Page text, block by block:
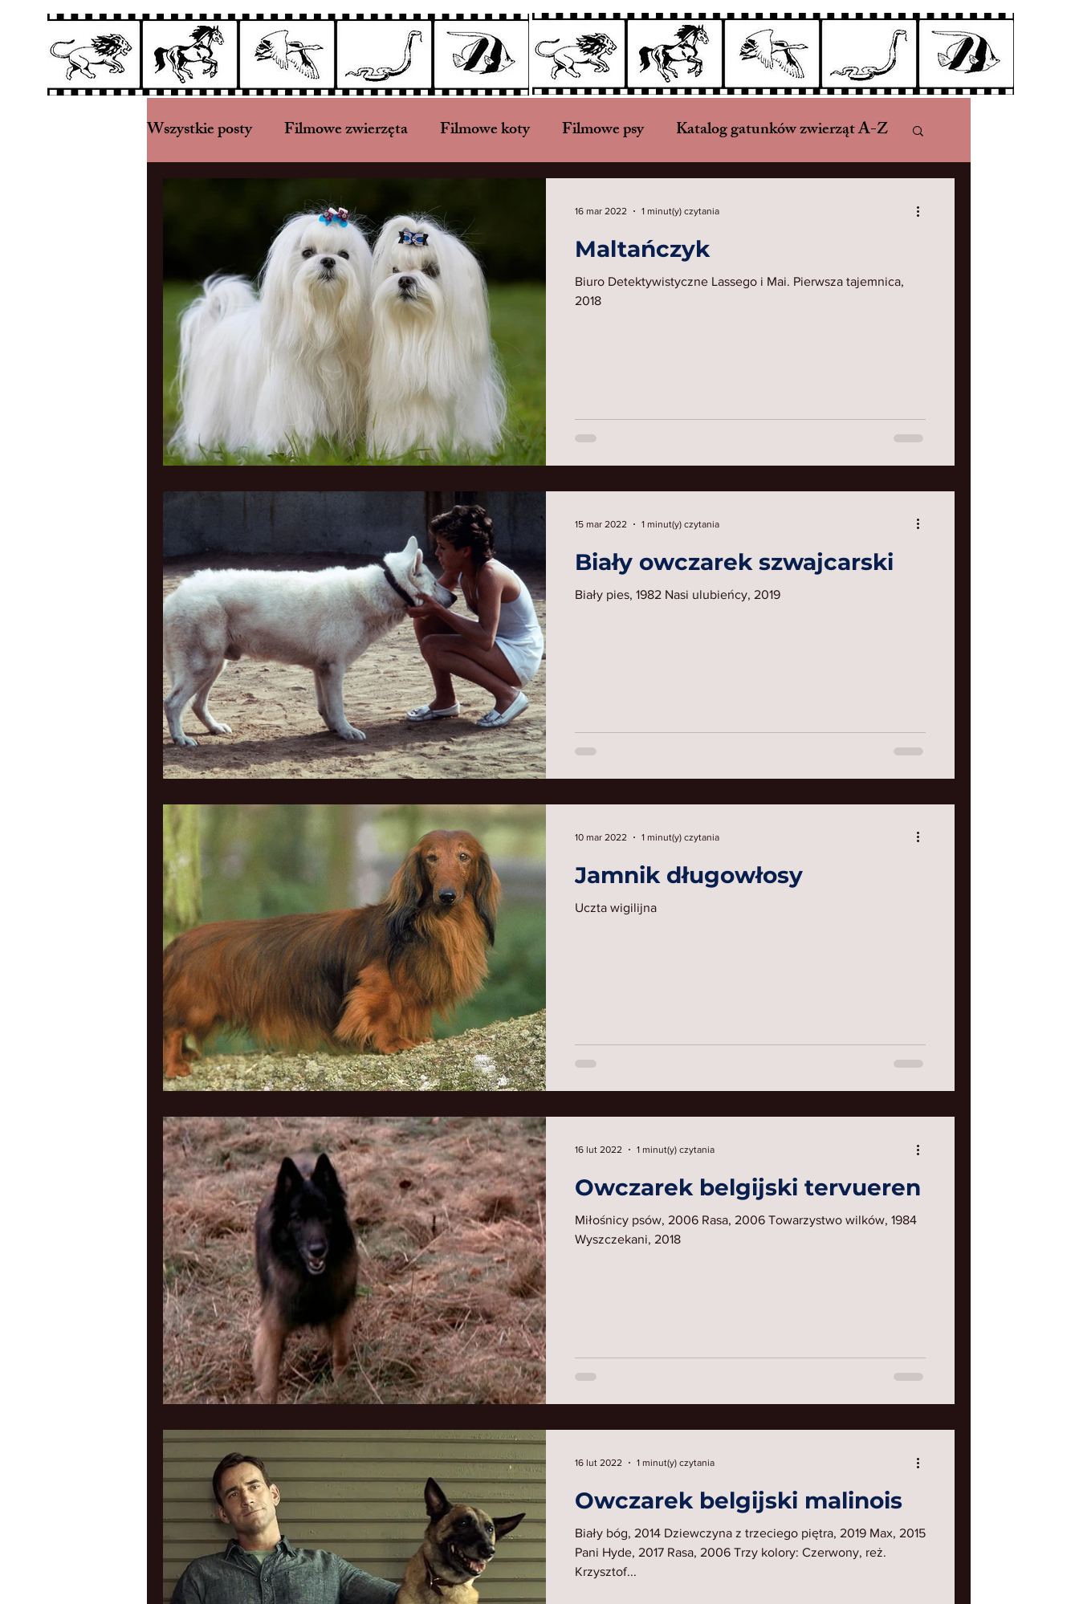
Wszystkie posty Filmowe zwierzęta Filmowe koty Filmowe psy Katalog gatunków zwierząt A-Z
Podział według ras kotów
Kryptozoologia Eksploatacja zwierząt Pomoc zwierzętom Zwierzęta górą!
Maltańczyk
Biuro Detektywistyczne Lassego i Mai. Pierwsza tajemnica,
2018
16 mar 2022 1 minut(y) czytania
Biały owczarek szwajcarski
Biały pies, 1982 Nasi ulubieńcy, 2019
15 mar 2022 1 minut(y) czytania
Jamnik długowłosy
Uczta wigilijna
10 mar 2022 1 minut(y) czytania
Owczarek belgijski tervueren
Miłośnicy psów, 2006 Rasa, 2006 Towarzystwo wilków, 1984
Wyszczekani, 2018
16 lut 2022 1 minut(y) czytania
Owczarek belgijski malinois
Biały bóg, 2014 Dziewczyna z trzeciego piętra, 2019 Max, 2015
Pani Hyde, 2017 Rasa, 2006 Trzy kolory: Czerwony, reż.
Krzysztof...
16 lut 2022 1 minut(y) czytania